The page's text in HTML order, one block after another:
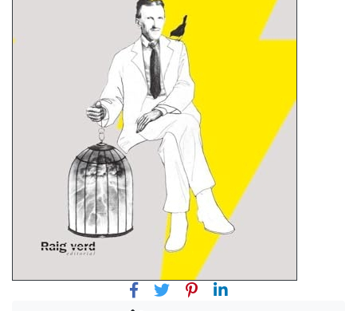
FacebookTwitterPinterest
Linkedin